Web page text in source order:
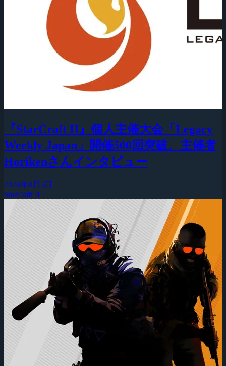
『StarCraft II』個人主催大会「Legacy
Weekly Japan」開催500回突破、主催者
Horikenさんインタビュー
2026年8月5日
StarCraft II